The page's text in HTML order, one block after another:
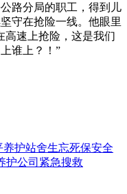
路分局的职工，得到儿
守在抢险一线。他眼里
高速上抢险，这是我们
谁上？！”
护站舍生忘死保安全
护公司紧急搜救